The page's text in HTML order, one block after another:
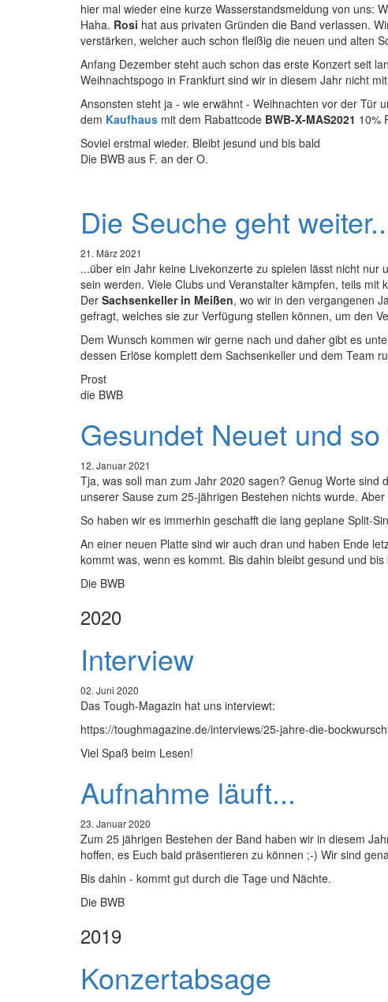
hier mal wieder eine kurze Wasserstandsmeldung von uns:
Haha. Rosi hat aus privaten Gründen die Band verlassen.
verstärken, welcher auch schon fleißig die neuen und alten
Anfang Dezember steht auch schon das erste Konzert seit
Weihnachtspogo in Frankfurt sind wir in diesem Jahr nicht
Ansonsten steht ja - wie erwähnt - Weihnachten vor der Tür
dem Kaufhaus mit dem Rabattcode BWB-X-MAS2021 10%
Soviel erstmal wieder. Bleibt jesund und bis bald
Die BWB aus F. an der O.
Die Seuche geht
21. März 2021
...über ein Jahr keine Livekonzerte zu spielen lässt nicht
sein werden. Viele Clubs und Veranstalter kämpfen, teils
Der Sachsenkeller in Meißen, wo wir in den vergangenen
gefragt, welches sie zur Verfügung stellen können, um den
Dem Wunsch kommen wir gerne nach und daher gibt es
dessen Erlöse komplett dem Sachsenkeller und dem Team
Prost
die BWB
Gesundet Neuet und so
12. Januar 2021
Tja, was soll man zum Jahr 2020 sagen? Genug Worte
unserer Sause zum 25-jährigen Bestehen nichts wurde.
So haben wir es immerhin geschafft die lang geplane Split-
An einer neuen Platte sind wir auch dran und haben Ende
kommt was, wenn es kommt. Bis dahin bleibt gesund und
Die BWB
2020
Interview
02. Juni 2020
Das Tough-Magazin hat uns interviewt:
https://toughmagazine.de/interviews/25-jahre-die-
Viel Spaß beim Lesen!
Aufnahme läuft...
23. Januar 2020
Zum 25 jährigen Bestehen der Band haben wir in diesem
hoffen, es Euch bald präsentieren zu können ;-) Wir sind
Bis dahin - kommt gut durch die Tage und Nächte.
Die BWB
2019
Konzertabsage